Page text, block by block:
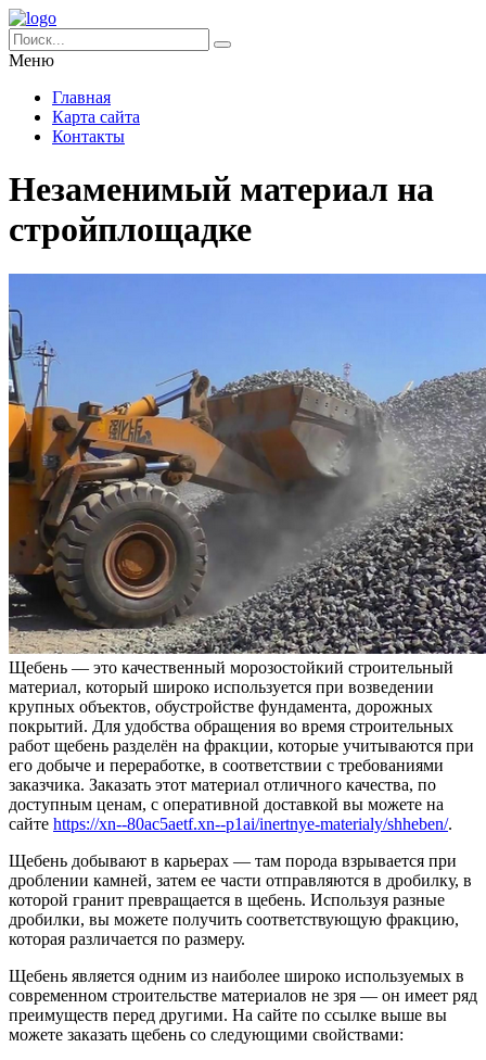
Меню
Главная
Карта сайта
Контакты
Незаменимый материал на
стройплощадке
Щебень — это качественный морозостойкий строительный
материал, который широко используется при возведении
крупных объектов, обустройстве фундамента, дорожных
покрытий. Для удобства обращения во время строительных
работ щебень разделён на фракции, которые учитываются при
его добыче и переработке, в соответствии с требованиями
заказчика. Заказать этот материал отличного качества, по
доступным ценам, с оперативной доставкой вы можете на
сайте https://xn--80ac5aetf.xn--p1ai/inertnye-materialy/shheben/.
Щебень добывают в карьерах — там порода взрывается при
дроблении камней, затем ее части отправляются в дробилку, в
которой гранит превращается в щебень. Используя разные
дробилки, вы можете получить соответствующую фракцию,
которая различается по размеру.
Щебень является одним из наиболее широко используемых в
современном строительстве материалов не зря — он имеет ряд
преимуществ перед другими. На сайте по ссылке выше вы
можете заказать щебень со следующими свойствами: